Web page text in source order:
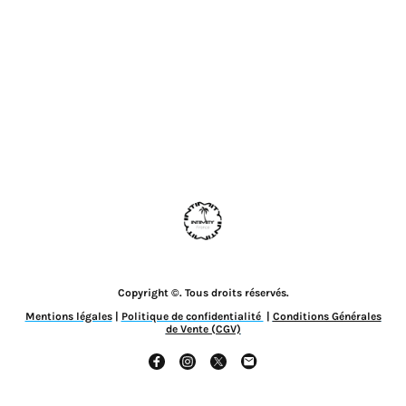
Copyright ©. Tous droits réservés.
Mentions légales| Politique de confidentialité | Conditions Générales
de Vente (CGV)